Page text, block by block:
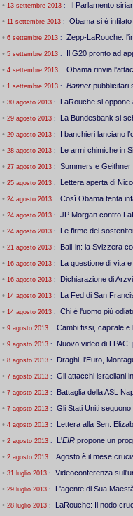
•13 settembre 2013 :
Il Parlamento
•11 settembre 2013 :
Obama si è
•6 settembre 2013 :
Zepp-LaRouche:
•5 settembre 2013 :
Il G20 pronto ad
•4 settembre 2013 :
Obama rinvia
•1 settembre 2013 : Bannerpubblicitari
•30 agosto 2013 :
LaRouche si oppone
•29 agosto 2013 :
La Bundesbank si
•29 agosto 2013 :
I banchieri lanciano
•28 agosto 2013 :
Le armi chimiche in
•27 agosto 2013 :
Summers e
•25 agosto 2013 :
Lettera aperta di
•24 agosto 2013 :
Così Obama tenta
•24 agosto 2013 :
JP Morgan contro
•24 agosto 2013 :
Le firme dei
•21 agosto 2013 :
Bail-in: la Svizzera
•16 agosto 2013 :
La questione di vita
•16 agosto 2013 :
Dichiarazione di
•14 agosto 2013 : La Fed di San
•14 agosto 2013 :
Chi è l'uomo più
•9 agosto 2013 :
Cambi fissi, capitale e
•9 agosto 2013 :
Nuovo video di
•8 agosto 2013 :
Draghi, l'Euro,
•7 agosto 2013 :
Gli attacchi israeliani
•7 agosto 2013 :
Battaglia della ASL
•7 agosto 2013 :
Gli Stati Uniti
•4 agosto 2013 :
Lettera alla Sen.
•2 agosto 2013 : L'EIRpropone un
•2 agosto 2013 : Agosto è il mese
•31 luglio 2013 :
Videoconferenza
•29 luglio 2013 :
L'agente di Sua
•28 luglio 2013 :
LaRouche: Il nodo